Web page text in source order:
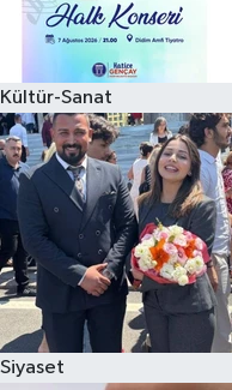
Kültür-Sanat
Siyaset